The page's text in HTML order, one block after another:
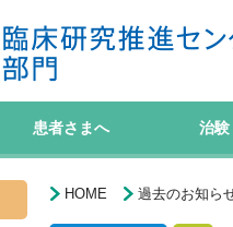
患者さまへ 治験
HOME 過去のお知ら